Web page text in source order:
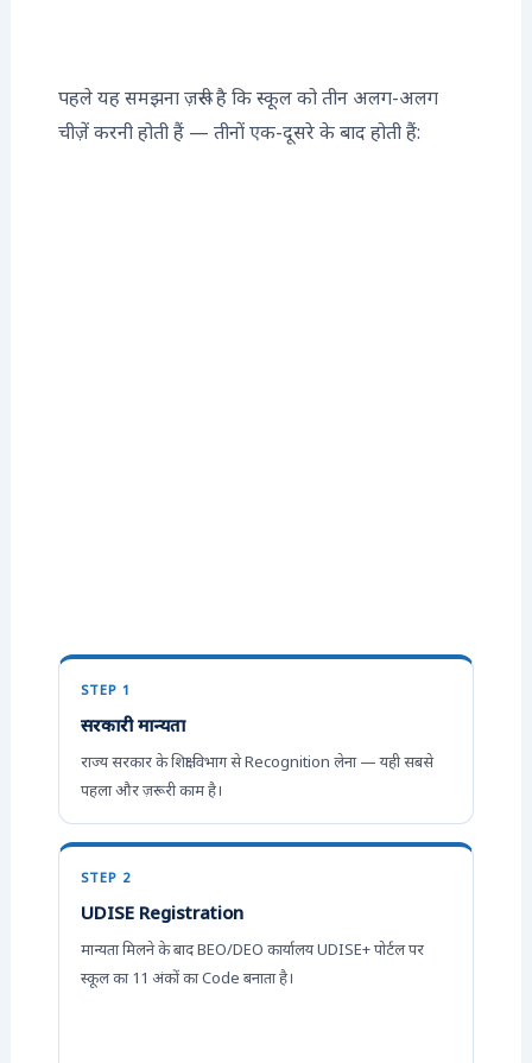
पहले यह समझना ज़रूरी है कि स्कूल को तीन अलग-अलग
चीज़ें करनी होती हैं — तीनों एक-दूसरे के बाद होती हैं:
STEP 1
सरकारी मान्यता
राज्य सरकार के शिक्षा विभाग से Recognition लेना — यही सबसे
पहला और ज़रूरी काम है।
STEP 2
UDISE Registration
मान्यता मिलने के बाद BEO/DEO कार्यालय UDISE+ पोर्टल पर
स्कूल का 11 अंकों का Code बनाता है।